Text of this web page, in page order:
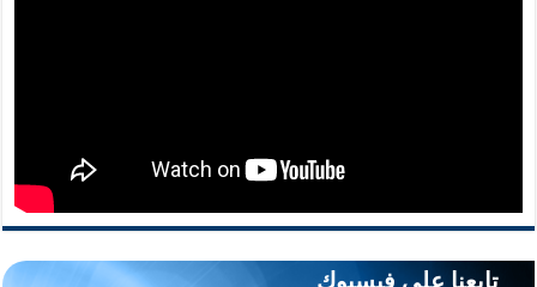
تابعنا على فيسبوك